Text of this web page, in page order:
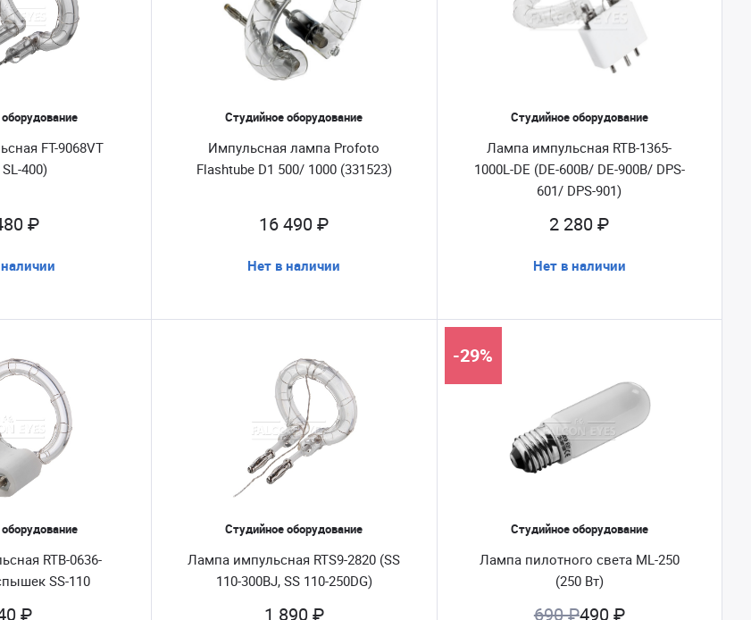
FT-9068VT
400)
₽
Студийное оборудование
Импульсная лампа Profoto
Flashtube D1 500/ 1000 (331523)
16 490 ₽
Нет в наличии
Студийное оборудование
Лампа импульсная RTB-1365-
1000L-DE (DE-600B/ DE-900B/ DPS-
601/ DPS-901)
2 280 ₽
Нет в наличии
RTB-0636-
SS-110
₽
Студийное оборудование
Лампа импульсная RTS9-2820 (SS
110-300BJ, SS 110-250DG)
1 890 ₽
Студийное оборудование
Лампа пилотного света ML-250
(250 Вт)
-29%
690 ₽490 ₽